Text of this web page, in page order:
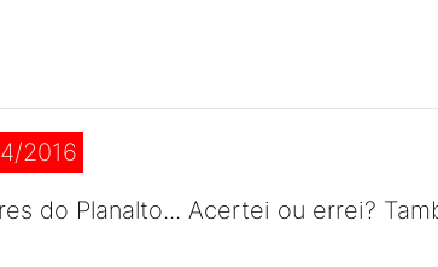
2016
do Planalto... Acertei ou errei?